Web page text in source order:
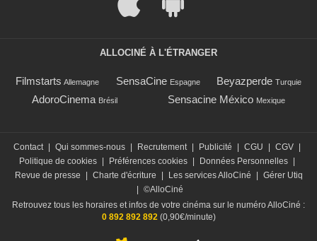
ALLOCINÉ À L'ÉTRANGER
Filmstarts Allemagne SensaCine Espagne Beyazperde Turquie
AdoroCinema Brésil Sensacine México Mexique
Contact Qui sommes-nous Recrutement Publicité CGU CGV
Politique de cookies
Préférences cookies Données Personnelles
Revue de presse
Charte d'écriture Les services AlloCiné
Gérer Utiq
©AlloCiné
Retrouvez tous les horaires et infos de votre cinéma sur le numéro AlloCiné :
0 892 892 892(0,90€/minute)